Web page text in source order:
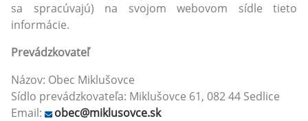
sa spracúvajú) na svojom webovom sídle tieto
informácie.
Prevádzkovateľ
Názov: Obec Miklušovce
Sídlo prevádzkovateľa: Miklušovce 61, 082 44 Sedlice
Email:
obec@miklusovce.sk